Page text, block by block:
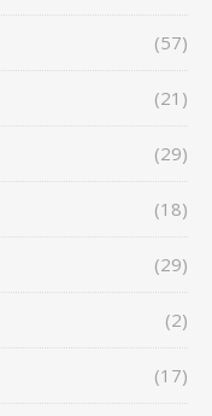
(57)
(21)
(29)
(18)
(29)
(2)
(17)